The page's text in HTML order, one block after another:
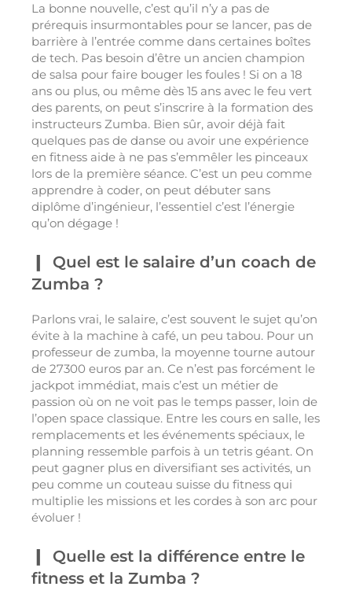
La bonne nouvelle, c’est qu’il n’y a pas de
prérequis insurmontables pour se lancer, pas de
barrière à l’entrée comme dans certaines boîtes
de tech. Pas besoin d’être un ancien champion
de salsa pour faire bouger les foules ! Si on a 18
ans ou plus, ou même dès 15 ans avec le feu vert
des parents, on peut s’inscrire à la formation des
instructeurs Zumba. Bien sûr, avoir déjà fait
quelques pas de danse ou avoir une expérience
en fitness aide à ne pas s’emmêler les pinceaux
lors de la première séance. C’est un peu comme
apprendre à coder, on peut débuter sans
diplôme d’ingénieur, l’essentiel c’est l’énergie
qu’on dégage !
Quel est le salaire d’un coach de
Zumba ?
Parlons vrai, le salaire, c’est souvent le sujet qu’on
évite à la machine à café, un peu tabou. Pour un
professeur de zumba, la moyenne tourne autour
de 27300 euros par an. Ce n’est pas forcément le
jackpot immédiat, mais c’est un métier de
passion où on ne voit pas le temps passer, loin de
l’open space classique. Entre les cours en salle, les
remplacements et les événements spéciaux, le
planning ressemble parfois à un tetris géant. On
peut gagner plus en diversifiant ses activités, un
peu comme un couteau suisse du fitness qui
multiplie les missions et les cordes à son arc pour
évoluer !
Quelle est la différence entre le
fitness et la Zumba ?